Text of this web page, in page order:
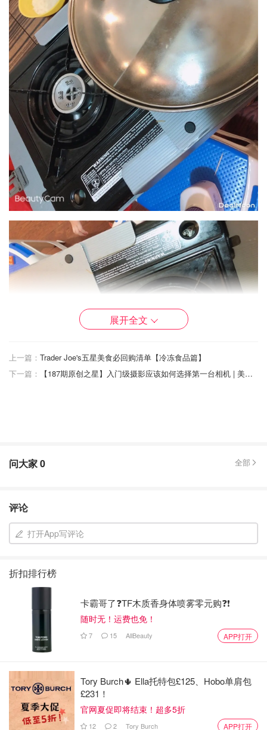
要，兼收并蓄，求同存异。适合四五个人或者四五个人以上
的，我家的鸳鸯锅底座是用煤气来发力的…有点我小时候的
展开全文
上一篇： Trader Joe's五星美食必回购清单【冷冻食品篇】
下一篇：
【187期原创之星】入门级摄影应该如何选择第一台相机 | 美本注册小护士·5年的酸甜苦辣 | 关于宝宝头型纠正头盔的一切 | 猫罐头测评-你想问的猫罐头品牌都在这里啦
问大家0 全部
评论
打开App写评论
折扣排行榜
卡霸哥了❓TF木质香身体喷雾零元购❓❗
随时无！运费也免！
7 15 AllBeauty APP打开
Tory Burch🌵 Ella托特包£125、Hobo单肩包
£231！
官网夏促即将结束！超多5折
12 2 Tory Burch APP打开